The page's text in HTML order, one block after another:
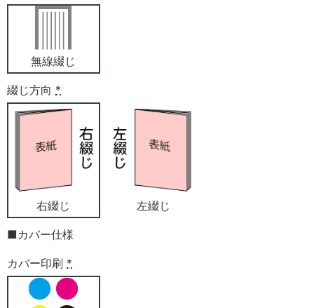
無線綴じ
綴じ方向 *
右綴じ 左綴じ
■カバー仕様
カバー印刷 *